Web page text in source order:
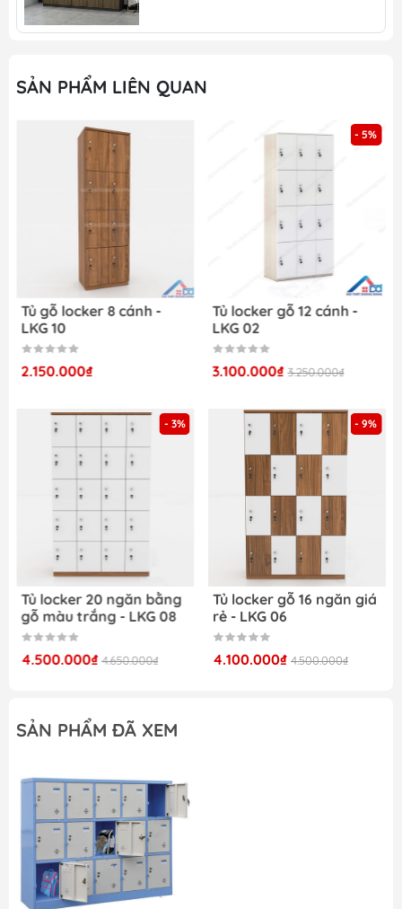
mọi nhu cầu khách hàng
Nhận đặt hàng theo kích thước và số lượng
Nội thất Dương Đông – Nội Thất Giá Rẻ
Tại
đây, chúng tôi cung cấp nhiều sản phẩm nội
thất cho gia đình và văn phòng như:
Bàn ghế học sinh
Tủ taì liệu sắt
Tủ locker gỗ
Giường tầng sắt
Bàn làm việc văn phòng
SẢN PHẨM LIÊN QUAN
Tủ gỗ locker 8 cánh -
LKG 10
2.150.000₫
- 5%
Tủ locker gỗ 12 cánh -
LKG 02
3.100.000₫ 3.250.000₫
- 3%
Tủ locker 20 ngăn bằng
gỗ màu trắng - LKG 08
4.500.000₫ 4.650.000₫
- 9%
Tủ locker gỗ 16 ngăn giá
rẻ - LKG 06
4.100.000₫ 4.500.000₫
SẢN PHẨM ĐÃ XEM